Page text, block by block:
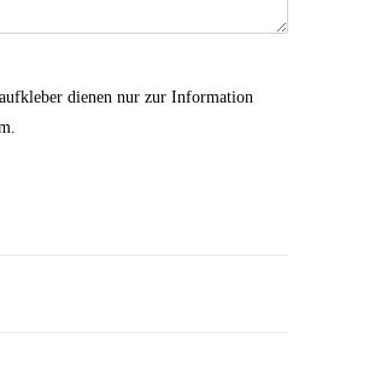
dienen nur zur Information